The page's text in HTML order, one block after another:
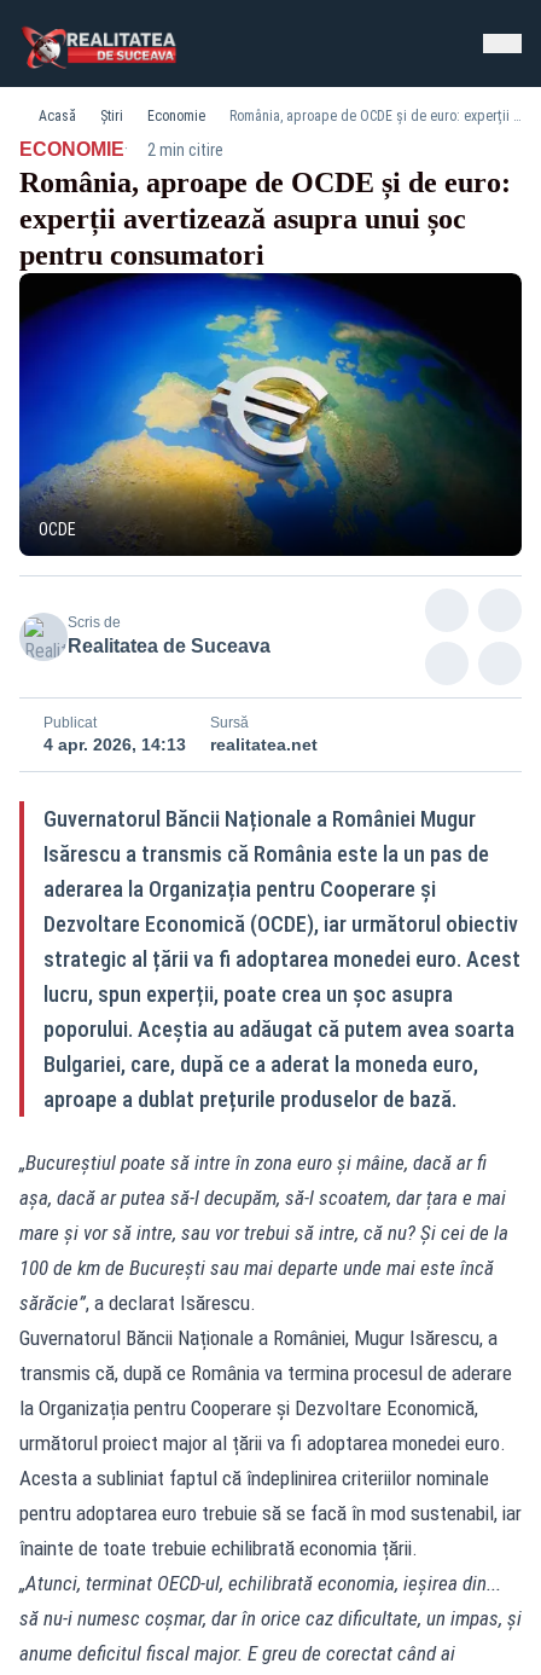
Acasă Știri Economie România, aproape de OCDE și de euro: experții avertizează asupra unui șoc pentru consumatori
ECONOMIE· 2 min citire
România, aproape de OCDE și de euro:
experții avertizează asupra unui șoc
pentru consumatori
OCDE
Scris de
Realitatea de Suceava
Publicat
4 apr. 2026, 14:13
Sursă
realitatea.net
Guvernatorul Băncii Naționale a României Mugur
Isărescu a transmis că România este la un pas de
aderarea la Organizația pentru Cooperare și
Dezvoltare Economică (OCDE), iar următorul obiectiv
strategic al țării va fi adoptarea monedei euro. Acest
lucru, spun experții, poate crea un șoc asupra
poporului. Aceștia au adăugat că putem avea soarta
Bulgariei, care, după ce a aderat la moneda euro,
aproape a dublat prețurile produselor de bază.
„Bucureștiul poate să intre în zona euro și mâine, dacă ar fi
așa, dacă ar putea să-l decupăm, să-l scoatem, dar țara e mai
mare și vor să intre, sau vor trebui să intre, că nu? Și cei de la
100 de km de București sau mai departe unde mai este încă
sărăcie”, a declarat Isărescu.
Guvernatorul Băncii Naționale a României, Mugur Isărescu, a
transmis că, după ce România va termina procesul de aderare
la Organizația pentru Cooperare și Dezvoltare Economică,
următorul proiect major al țării va fi adoptarea monedei euro.
Acesta a subliniat faptul că îndeplinirea criteriilor nominale
pentru adoptarea euro trebuie să se facă în mod sustenabil, iar
înainte de toate trebuie echilibrată economia țării.
„Atunci, terminat OECD-ul, echilibrată economia, ieșirea din...
să nu-i numesc coșmar, dar în orice caz dificultate, un impas, și
anume deficitul fiscal major. E greu de corectat când ai